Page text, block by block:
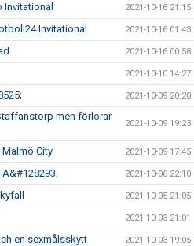
2021-10-16 21:15
Invitational 2021-10-16 01:43
2021-10-16 00:58
2021-10-10 14:27
2021-10-09 20:20
men förlorar
2021-10-09 19:23
Malmö City 2021-10-09 17:45
A&#128293; 2021-10-06 22:10
2021-10-05 21:05
2021-10-03 21:01
en sexmålsskytt 2021-10-03 19:05